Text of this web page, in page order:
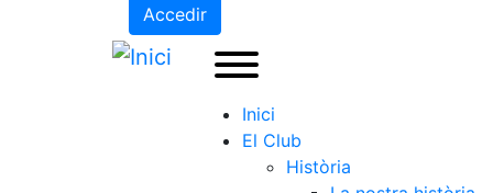
Accedir
Inici
El Club
Història